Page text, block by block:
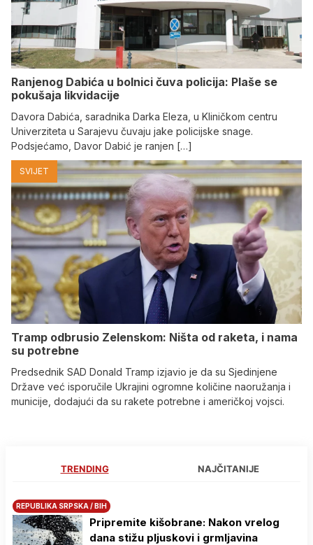
Ranjenog Dabića u bolnici čuva policija: Plaše se
pokušaja likvidacije
Davora Dabića, saradnika Darka Eleza, u Kliničkom centru
Univerziteta u Sarajevu čuvaju jake policijske snage.
Podsjećamo, Davor Dabić je ranjen […]
SVIJET
Tramp odbrusio Zelenskom: Ništa od raketa, i nama
su potrebne
Predsednik SAD Donald Tramp izjavio je da su Sjedinjene
Države već isporučile Ukrajini ogromne količine naoružanja i
municije, dodajući da su rakete potrebne i američkoj vojsci.
TRENDING NAJČITANIJE
REPUBLIKA SRPSKA / BIH
Pripremite kišobrane: Nakon vrelog
dana stižu pljuskovi i grmljavina